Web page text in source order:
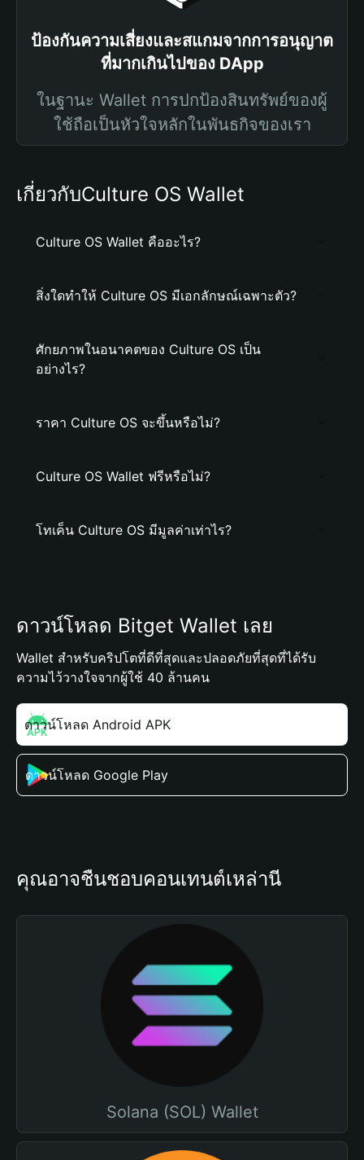
ป้องกันความเสี่ยงและสแกมจากการอนุญาต
ที่มากเกินไปของ DApp
ในฐานะ Wallet การปกป้องสินทรัพย์ของผู้
ใช้ถือเป็นหัวใจหลักในพันธกิจของเรา
เกี่ยวกับCulture OS Wallet
Culture OS Wallet คืออะไร?
สิ่งใดทำให้ Culture OS มีเอกลักษณ์เฉพาะตัว?
ศักยภาพในอนาคตของ Culture OS เป็น
อย่างไร?
ราคา Culture OS จะขึ้นหรือไม่?
Culture OS Wallet ฟรีหรือไม่?
โทเค็น Culture OS มีมูลค่าเท่าไร?
ดาวน์โหลด Bitget Wallet เลย
Wallet สำหรับคริปโตที่ดีที่สุดและปลอดภัยที่สุดที่ได้รับ
ความไว้วางใจจากผู้ใช้ 40 ล้านคน
ดาวน์โหลด Android APK
ดาวน์โหลด Google Play
คุณอาจชื่นชอบคอนเทนต์เหล่านี้
Solana (SOL) Wallet